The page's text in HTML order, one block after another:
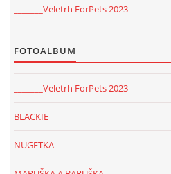
_______Veletrh ForPets 2023
FOTOALBUM
_______Veletrh ForPets 2023
BLACKIE
NUGETKA